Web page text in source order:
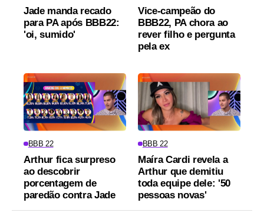
Jade manda recado
para PA após BBB22:
'oi, sumido'
Vice-campeão do
BBB22, PA chora ao
rever filho e pergunta
pela ex
BBB 22
Arthur fica surpreso
ao descobrir
porcentagem de
paredão contra Jade
BBB 22
Maíra Cardi revela a
Arthur que demitiu
toda equipe dele: '50
pessoas novas'